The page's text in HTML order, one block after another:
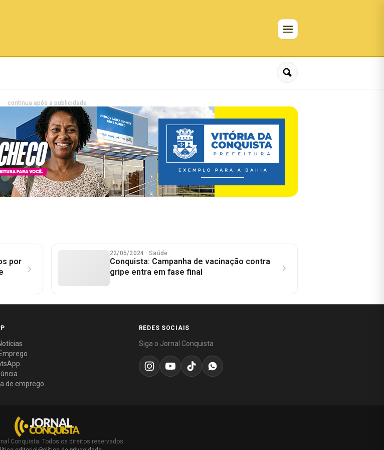
continua após a publicidade
por
22/05/2024 · Saúde
Conquista: Campanha de vacinação contra
gripe entra em fase final
de emprego
REDES SOCIAIS
Siga o Jornal Conquista
Conquista. Todos os direitos reservados.